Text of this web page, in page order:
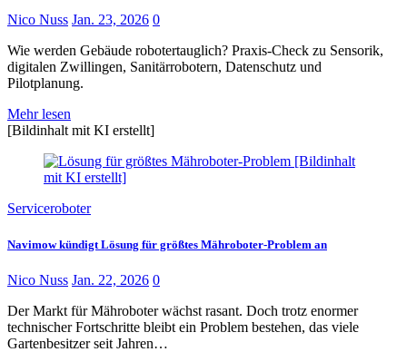
Nico Nuss Jan. 23, 2026 0
Wie werden Gebäude robotertauglich? Praxis-Check zu Sensorik,
digitalen Zwillingen, Sanitärrobotern, Datenschutz und
Pilotplanung.
Mehr lesen
[Bildinhalt mit KI erstellt]
Serviceroboter
Navimow kündigt Lösung für größtes Mähroboter-Problem an
Nico Nuss Jan. 22, 2026 0
Der Markt für Mähroboter wächst rasant. Doch trotz enormer
technischer Fortschritte bleibt ein Problem bestehen, das viele
Gartenbesitzer seit Jahren…